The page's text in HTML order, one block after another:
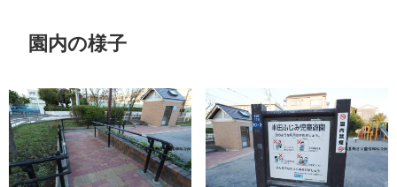
園内の様子